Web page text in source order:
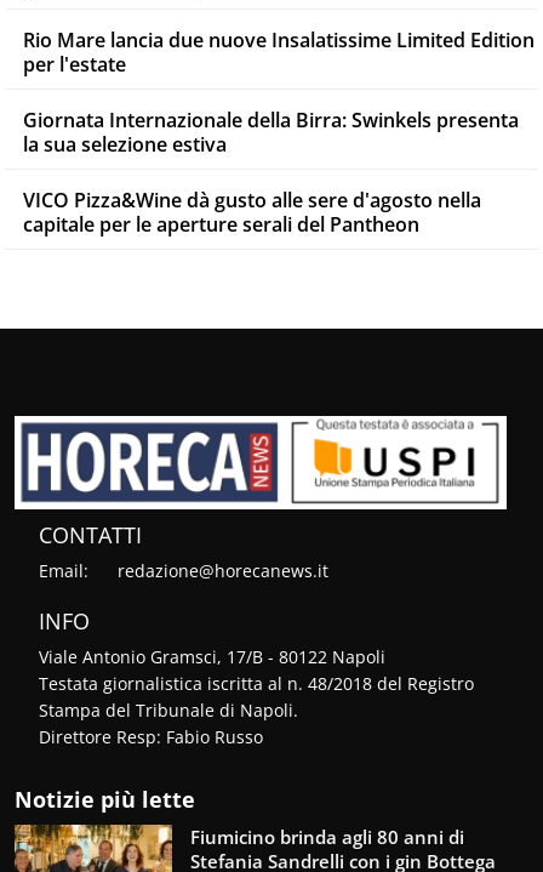
Rio Mare lancia due nuove Insalatissime Limited Edition
per l'estate
Giornata Internazionale della Birra: Swinkels presenta
la sua selezione estiva
VICO Pizza&Wine dà gusto alle sere d'agosto nella
capitale per le aperture serali del Pantheon
CONTATTI
Email: redazione@horecanews.it
INFO
Viale Antonio Gramsci, 17/B - 80122 Napoli
Testata giornalistica iscritta al n. 48/2018 del Registro
Stampa del Tribunale di Napoli.
Direttore Resp: Fabio Russo
Notizie più lette
Fiumicino brinda agli 80 anni di
Stefania Sandrelli con i gin Bottega